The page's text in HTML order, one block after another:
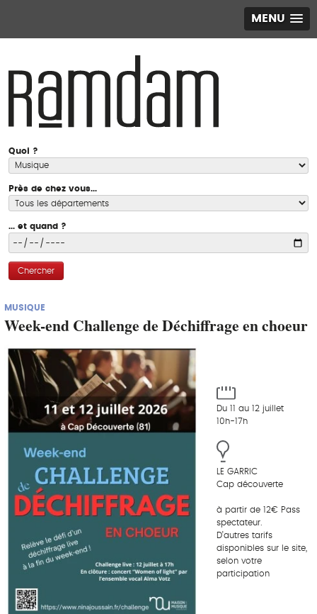
MENU
Quoi ?
Près de chez vous...
... et quand ?
Chercher
MUSIQUE
Week-end Challenge de Déchiffrage en choeur
Du 11 au 12 juillet
10h-17h
LE GARRIC
Cap découverte
à partir de 12€ Pass
spectateur.
D’autres tarifs
disponibles sur le site,
selon votre
participation